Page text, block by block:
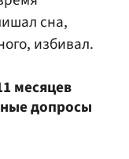
сна,
избивал.
месяцев
допросы